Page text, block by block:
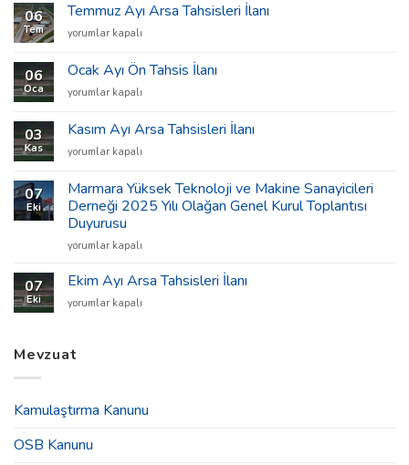
06
Tem
Temmuz Ayı Arsa Tahsisleri İlanı
Temmuz
Arsa
Tahsisleri
İlanı
yorumlar kapalı
06
Oca
Ocak Ayı Ön Tahsis İlanı
Ocak
Ön
Tahsis
İlanı
yorumlar kapalı
03
Kas
Kasım Ayı Arsa Tahsisleri İlanı
Kasım
Arsa
Tahsisleri
İlanı
için
yorumlar kapalı
07
Eki
Marmara Yüksek Teknoloji ve Makine Sanayicileri
Derneği 2025 Yılı Olağan Genel Kurul Toplantısı
Duyurusu
Marmara
Teknoloji
Makine
2025
Kurul
Duyurusu
yorumlar kapalı
07
Eki
Ekim Ayı Arsa Tahsisleri İlanı
Ekim
Tahsisleri
yorumlar kapalı
Mevzuat
Kamulaştırma Kanunu
OSB Kanunu